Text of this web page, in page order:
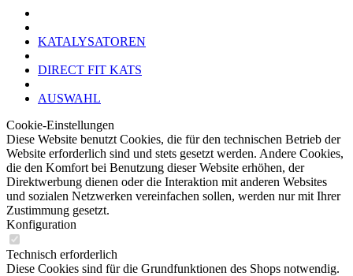
KATALYSATOREN
DIRECT FIT KATS
AUSWAHL
Cookie-Einstellungen
Diese Website benutzt Cookies, die für den technischen Betrieb der
Website erforderlich sind und stets gesetzt werden. Andere Cookies,
die den Komfort bei Benutzung dieser Website erhöhen, der
Direktwerbung dienen oder die Interaktion mit anderen Websites
und sozialen Netzwerken vereinfachen sollen, werden nur mit Ihrer
Zustimmung gesetzt.
Konfiguration
Technisch erforderlich
Diese Cookies sind für die Grundfunktionen des Shops notwendig.